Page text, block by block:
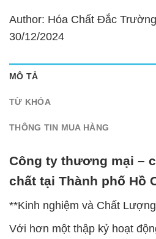
Author: Hóa Chất Đắc
30/12/2024
MÔ TẢ
TỪ KHÓA
THÔNG TIN MUA HÀNG
Công ty thương mại –
chất tại Thành phố Hồ
**Kinh nghiệm và Chất
Với hơn một thập kỷ hoạt